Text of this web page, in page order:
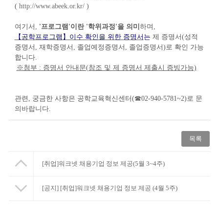
( http://www.abeek.or.kr/)
여기서, '프로그램'이란 '학위과정'을 의미 하며,
【공학프로그램】이수 확인을 위한 증명서 는 제 증명서(성적
증명서, 재학증명서, 졸업예정증명서, 졸업증명서)로 확인 가능
합니다.
※첨부 : 증명서 안내문(참조 및 제 증명서 제출시 증빙가능)
관련, 궁금한 사항은 공학교육혁신센터(☎02-940-5781~2)로 문
의바랍니다.
목록
[취업]워크넷 채용기업 정보 제공(5월 3~4주)
[공지] [취업]워크넷 채용기업 정보 제공 (4월 5주)